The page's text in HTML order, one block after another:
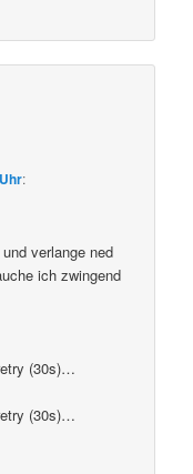
:
verlange ned
ich zwingend
(30s)…
(30s)…